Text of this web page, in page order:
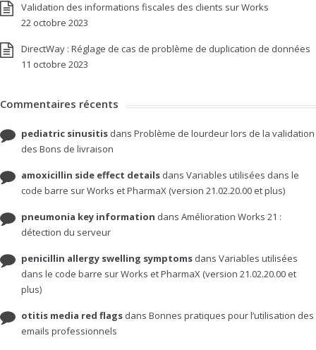
Validation des informations fiscales des clients sur Works
22 octobre 2023
DirectWay : Réglage de cas de problème de duplication de données
11 octobre 2023
Commentaires récents
pediatric sinusitis dans Problème de lourdeur lors de la validation
des Bons de livraison
amoxicillin side effect details dans Variables utilisées dans le
code barre sur Works et PharmaX (version 21.02.20.00 et plus)
pneumonia key information dans Amélioration Works 21 :
détection du serveur
penicillin allergy swelling symptoms dans Variables utilisées
dans le code barre sur Works et PharmaX (version 21.02.20.00 et
plus)
otitis media red flags dans Bonnes pratiques pour l’utilisation des
emails professionnels